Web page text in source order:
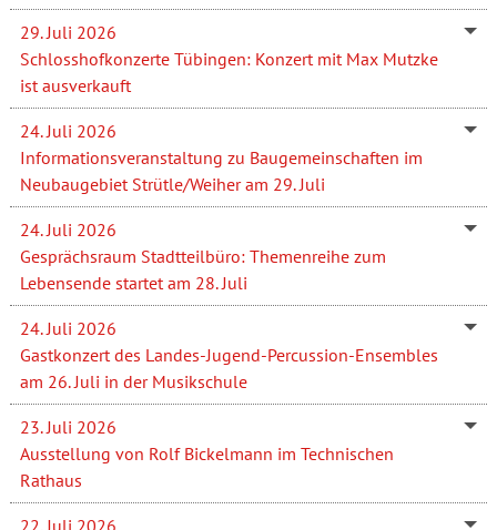
29. Juli 2026
Schlosshofkonzerte Tübingen: Konzert mit Max Mutzke
ist ausverkauft
24. Juli 2026
Informationsveranstaltung zu Baugemeinschaften im
Neubaugebiet Strütle/Weiher am 29. Juli
24. Juli 2026
Gesprächsraum Stadtteilbüro: Themenreihe zum
Lebensende startet am 28. Juli
24. Juli 2026
Gastkonzert des Landes-Jugend-Percussion-Ensembles
am 26. Juli in der Musikschule
23. Juli 2026
Ausstellung von Rolf Bickelmann im Technischen
Rathaus
22. Juli 2026